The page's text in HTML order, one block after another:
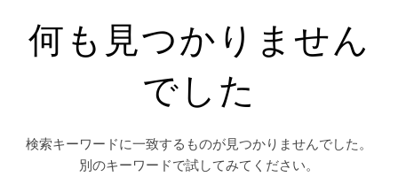
何も見つかりません
でした
検索キーワードに一致するものが見つかりませんでした。
別のキーワードで試してみてください。